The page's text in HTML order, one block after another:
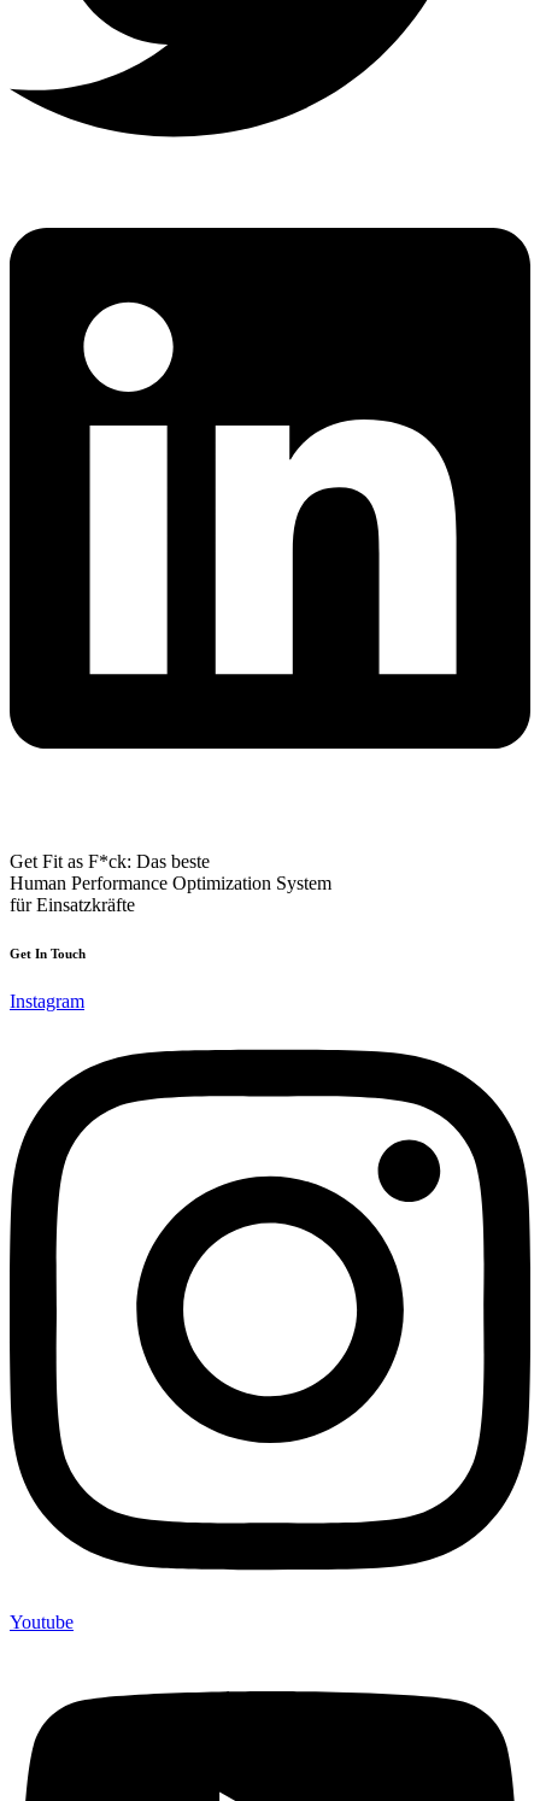
Get Fit as F*ck: Das beste
Human Performance Optimization System
für Einsatzkräfte
Get In Touch
Instagram
Youtube